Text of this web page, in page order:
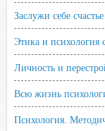
Заслужи себе счастье
Этика и психология
Личность и
Всю жизнь
Психология.